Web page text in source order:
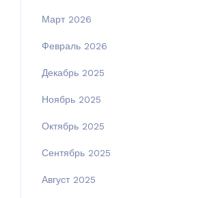
Март 2026
Февраль 2026
Декабрь 2025
Ноябрь 2025
Октябрь 2025
Сентябрь 2025
Август 2025